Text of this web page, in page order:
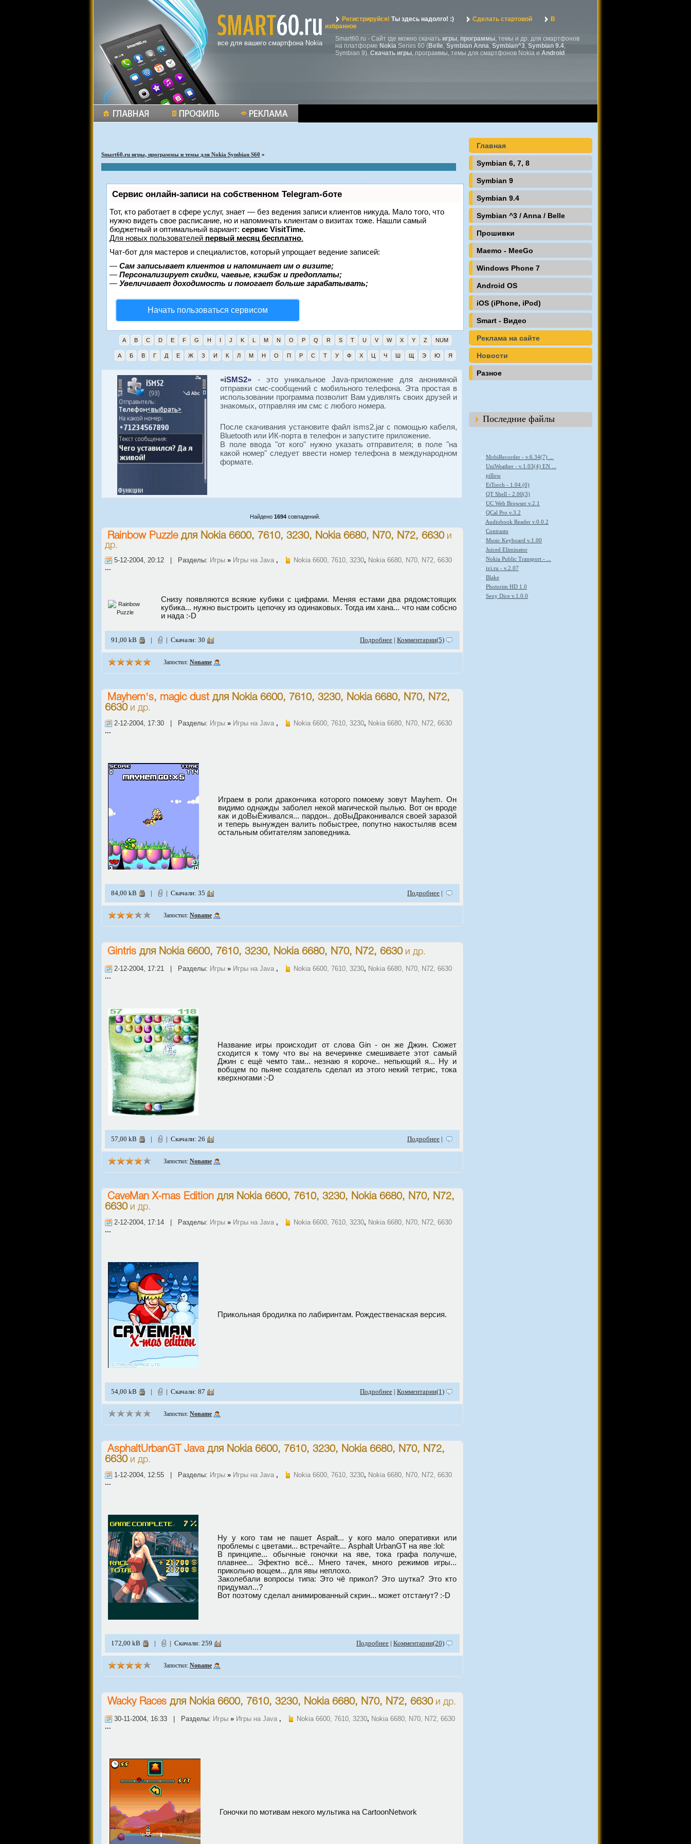
все для вашего смартфона Nokia
Регистрируйся! Ты здесь надолго! :) Сделать стартовой
В
избранное
Smart60.ru - Сайт где можно скачать игры, программы, темы и др. для смартфонов
на платформе Nokia Series 60 (Belle, Symbian Anna, Symbian^3, Symbian 9.4,
Symbian 9). Скачать игры, программы, темы для смартфонов Nokia и Android
Smart60.ru игры, программы и темы для Nokia Symbian S60 »
Сервис онлайн-записи на собственном Telegram-боте
Тот, кто работает в сфере услуг, знает — без ведения записи клиентов никуда. Мало того, что
нужно видеть свое расписание, но и напоминать клиентам о визитах тоже. Нашли самый
бюджетный и оптимальный вариант: сервис VisitTime.
Для новых пользователей первый месяц бесплатно.
Чат-бот для мастеров и специалистов, который упрощает ведение записей:
— Сам записывает клиентов и напоминает им о визите;
— Персонализирует скидки, чаевые, кэшбэк и предоплаты;
— Увеличивает доходимость и помогает больше зарабатывать;
Начать пользоваться сервисом
A B C D E F G H I J K L M N O P Q R S T U V W X Y Z NUM
А Б В Г Д Е Ж З И К Л М Н О П Р С Т У Ф Х Ц Ч Ш Щ Э Ю Я
«iSMS2» - это уникальное Java-приложение для анонимной
отправки смс-сообщений с мобильного телефона. Эта простая в
использовании программа позволит Вам удивлять своих друзей и
знакомых, отправляя им смс с любого номера.
После скачивания установите файл isms2.jar с помощью кабеля,
Bluetooth или ИК-порта в телефон и запустите приложение.
В поле ввода "от кого" нужно указать отправителя; в поле "на
какой номер" следует ввести номер телефона в международном
формате.
Найдено 1694 совпадений.
Rainbow Puzzleдля Nokia 6600, 7610, 3230, Nokia 6680, N70, N72, 6630и
др.
5-12-2004, 20:12 | Разделы: Игры » Игры на Java , Nokia 6600, 7610, 3230, Nokia 6680, N70, N72, 6630
...
Снизу появляются всякие кубики с цифрами. Меняя естами два рядомстоящих
кубика... нужно выстроить цепочку из одинаковых. Тогда им хана... что нам собсно
и нада :-D
91,00 kB | | Скачали: 30 Подробнее | Комментарии(5)
Запостил: Noname
Mayhem's, magic dustдля Nokia 6600, 7610, 3230, Nokia 6680, N70, N72,
6630и др.
2-12-2004, 17:30 | Разделы: Игры » Игры на Java , Nokia 6600, 7610, 3230, Nokia 6680, N70, N72, 6630
...
Играем в роли дракончика которого помоему зовут Mayhem. Он
видимо однажды заболел некой магической пылью. Вот он вроде
как и доВыЁживался... пардон.. доВыДраконивался своей заразой
и теперь вынужден валить побыстрее, попутно накостыляв всем
остальным обитателям заповедника.
84,00 kB | | Скачали: 35 Подробнее |
Запостил: Noname
Gintris для Nokia 6600, 7610, 3230, Nokia 6680, N70, N72, 6630и др.
2-12-2004, 17:21 | Разделы: Игры » Игры на Java , Nokia 6600, 7610, 3230, Nokia 6680, N70, N72, 6630
...
Название игры происходит от слова Gin - он же Джин. Сюжет
сходится к тому что вы на вечеринке смешиваете этот самый
Джин с ещё чемто там... незнаю я короче.. непьющий я... Ну и
вобщем по пьяне создатель сделал из этого некий тетрис, тока
кверхногами :-D
57,00 kB | | Скачали: 26 Подробнее |
Запостил: Noname
CaveMan X-mas Edition для Nokia 6600, 7610, 3230, Nokia 6680, N70, N72,
6630и др.
2-12-2004, 17:14 | Разделы: Игры » Игры на Java , Nokia 6600, 7610, 3230, Nokia 6680, N70, N72, 6630
...
Прикольная бродилка по лабиринтам. Рождественаская версия.
54,00 kB | | Скачали: 87 Подробнее | Комментарии(1)
Запостил: Noname
AsphaltUrbanGT Javaдля Nokia 6600, 7610, 3230, Nokia 6680, N70, N72,
6630и др.
1-12-2004, 12:55 | Разделы: Игры » Игры на Java , Nokia 6600, 7610, 3230, Nokia 6680, N70, N72, 6630
...
Ну у кого там не пашет Aspalt... у кого мало оперативки или
проблемы с цветами... встречайте... Asphalt UrbanGT на яве :lol:
В принципе... обычные гоночки на яве, тока графа получше,
плавнее... Эфектно всё... Мнего тачек, много режимов игры...
прикольно вощем... для явы неплохо.
Заколебали вопросы типа: Это чё прикол? Это шутка? Это кто
придумал...?
Вот поэтому сделал анимированный скрин... может отстанут? :-D
172,00 kB | | Скачали: 259 Подробнее | Комментарии(20)
Запостил: Noname
Wacky Races для Nokia 6600, 7610, 3230, Nokia 6680, N70, N72, 6630и др.
30-11-2004, 16:33 | Разделы: Игры » Игры на Java , Nokia 6600, 7610, 3230, Nokia 6680, N70, N72, 6630
...
Гоночки по мотивам некого мультика на CartoonNetwork
Главная
Symbian 6, 7, 8
Symbian 9
Symbian 9.4
Symbian ^3 / Anna / Belle
Прошивки
Maemo - MeeGo
Windows Phone 7
Android OS
iOS (iPhone, iPod)
Smart - Видео
Реклама на сайте
Новости
Разное
Последние файлы
» MobiRecorder - v.6.34(7) ...
» UniWeather - v.1.03(4) EN ...
» pillow
» EtTorch - 1.04.(0)
» QT Shell - 2.00(3)
» UC Web Browser v.2.1
» QCal Pro v.3.2
» Audiobook Reader v.0.0.2
» Contrasto
» Music Keyboard v.1.00
» Juiced Eliminator
» Nokia Public Transport - ...
» ivi.ru - v.2.07
» Blake
» Photorim HD 1.0
» Sexy Dice v.1.0.0